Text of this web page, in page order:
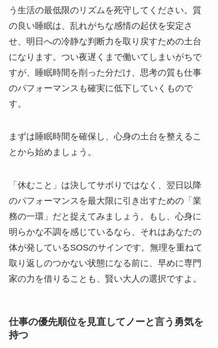
う生活の最低限のリズムを死守してください。質
の良い睡眠は、乱れがちな感情の起伏を安定さ
せ、明日への冷静な判断力を取り戻すための土台
になります。つい夜遅くまで働いてしまいがちで
すが、睡眠時間を削った分だけ、思考の質も仕事
のパフォーマンスも確実に低下していくもので
す。
まずは睡眠時間を確保し、心身の土台を整えるこ
とから始めましょう。
「休むこと」は決してサボりではなく、翌日以降
のパフォーマンスを最大限に引き出すための「業
務の一環」だと捉えてみましょう。もし、心身に
明らかな不調を感じているなら、それはあなたの
体が発しているSOSのサインです。無理を重ねて
取り返しのつかない状態になる前に、早めに専門
家の力を借りることも、賢い大人の選択ですよ。
仕事の優先順位を見直してノーと言う勇気を
持つ